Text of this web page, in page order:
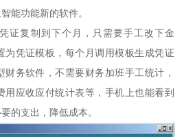
能功能新的软件。
证复制到下个月，只需要手工改下金
为凭证模板，每个月调用模板生成凭证
财务软件，不需要财务加班手工统计，
应收应付统计表等，手机上也能看到
的支出，降低成本。